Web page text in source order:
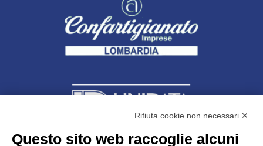
Rifiuta cookie non necessari ✕
Questo sito web raccoglie alcuni